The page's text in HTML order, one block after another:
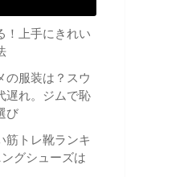
！上手にきれい
の服装は？スウ
遅れ。ジムで恥
び
筋トレ靴ランキ
グシューズは